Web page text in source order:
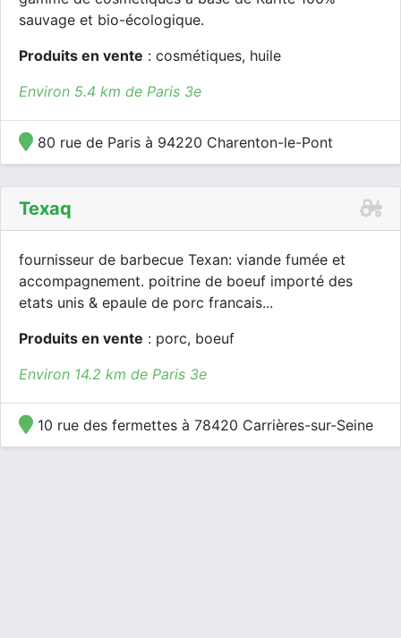
sauvage et bio-écologique.
Produits en vente : cosmétiques, huile
Environ 5.4 km de Paris 3e
80 rue de Paris à 94220 Charenton-le-Pont
Texaq
fournisseur de barbecue Texan: viande fumée et
accompagnement. poitrine de boeuf importé des
etats unis & epaule de porc francais...
Produits en vente : porc, boeuf
Environ 14.2 km de Paris 3e
10 rue des fermettes à 78420 Carrières-sur-Seine